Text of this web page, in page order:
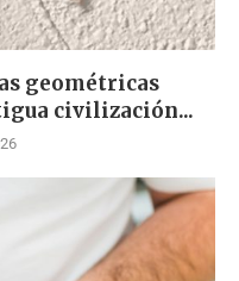
geométricas
civilización...